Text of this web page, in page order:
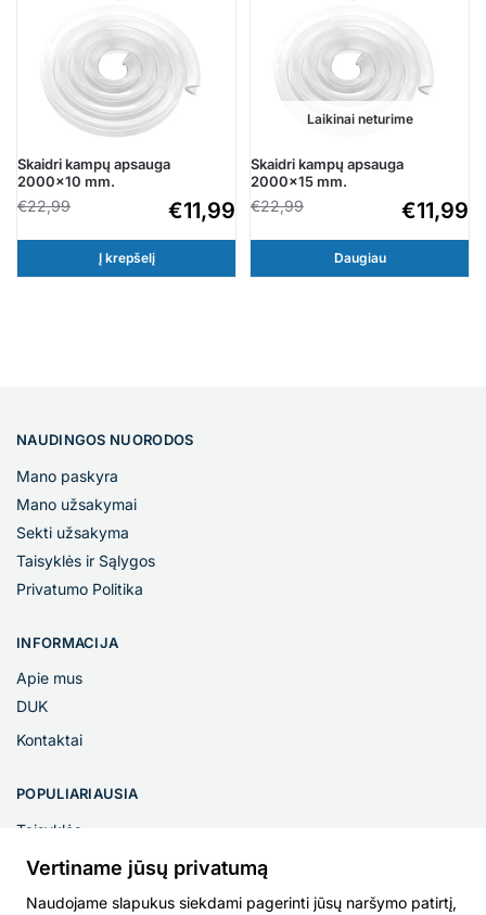
Skaidri kampų apsauga
2000×10 mm.
€22,99 €11,99
Į krepšelį
Laikinai neturime
Skaidri kampų apsauga
2000×15 mm.
€22,99 €11,99
Daugiau
NAUDINGOS NUORODOS
Mano paskyra
Mano užsakymai
Sekti užsakyma
Taisyklės ir Sąlygos
Privatumo Politika
INFORMACIJA
Apie mus
DUK
Kontaktai
POPULIARIAUSIA
Taisyklės
Privatumo Politika
Vertiname jūsų privatumą
Naudojame slapukus siekdami pagerinti jūsų naršymo patirtį,